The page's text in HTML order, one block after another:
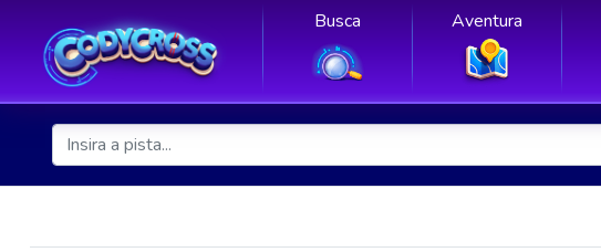
Busca Aventura